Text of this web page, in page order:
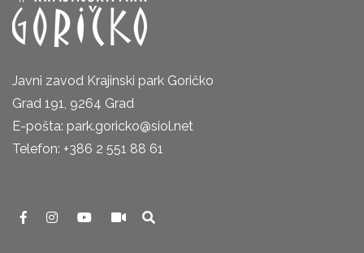
Javni zavod Krajinski park Goričko
Grad 191, 9264 Grad
E-pošta: park.goricko@siol.net
Telefon: +386 2 551 88 61